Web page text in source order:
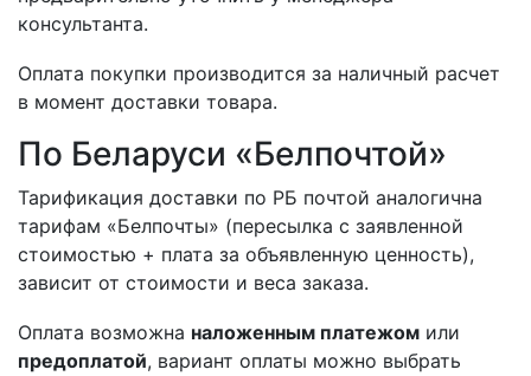
консультанта.
Оплата покупки производится за наличный расчет
в момент доставки товара.
По Беларуси «Белпочтой»
Тарификация доставки по РБ почтой аналогична
тарифам «Белпочты» (пересылка с заявленной
стоимостью + плата за объявленную ценность),
зависит от стоимости и веса заказа.
Оплата возможна наложенным платежом или
предоплатой, вариант оплаты можно выбрать